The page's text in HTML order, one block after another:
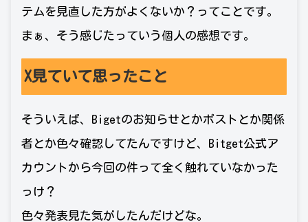
テムを見直した方がよくないか？ってことです。
まぁ、そう感じたっていう個人の感想です。
X見ていて思ったこと
そういえば、Bigetのお知らせとかポストとか関係
者とか色々確認してたんですけど、Bitget公式ア
カウントから今回の件って全く触れていなかった
っけ？
色々発表見た気がしたんだけどな。